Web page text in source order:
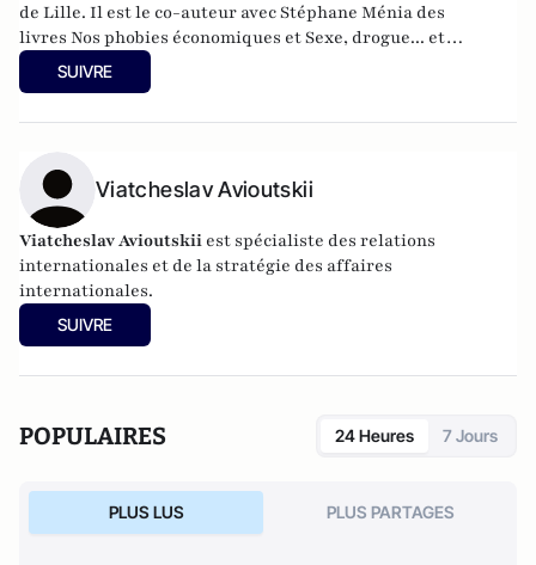
de Lille. Il est le co-auteur avec Stéphane Ménia des
livres Nos phobies économiques etSexe, drogue... et
économie : pas de sujet tabou pour les économistes
chez Pearson). Son site :
SUIVRE
Viatcheslav Avioutskii
Viatcheslav Avioutskii est spécialiste des relations
internationales et de la stratégie des affaires
internationales.
SUIVRE
POPULAIRES 24 Heures 7 Jours
PLUS LUS PLUS PARTAGES